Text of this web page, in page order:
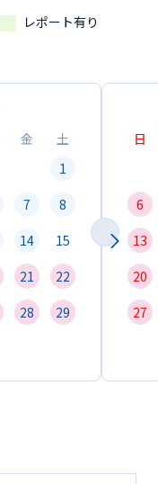
レポート有り
金
土
1
7
8
14
15
21
22
28
29
日
6
13
20
27